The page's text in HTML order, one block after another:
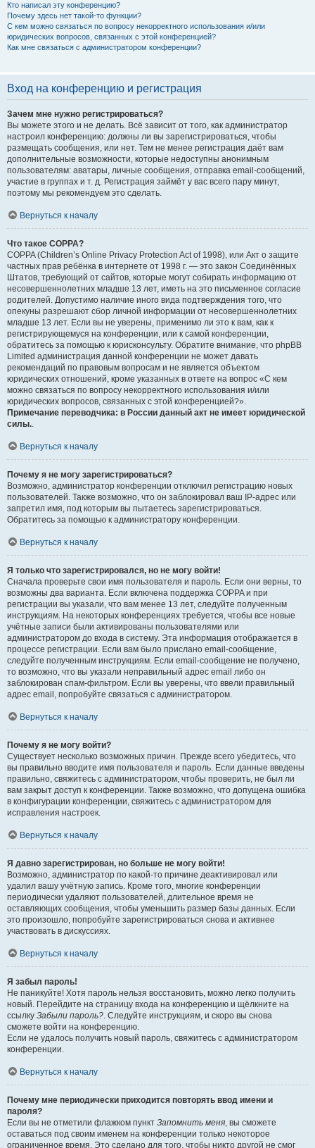
Кто написал эту конференцию?
Почему здесь нет такой-то функции?
С кем можно связаться по вопросу некорректного использования и/или
юридических вопросов, связанных с этой конференцией?
Как мне связаться с администратором конференции?
Вход на конференцию и регистрация
Зачем мне нужно регистрироваться?
Вы можете этого и не делать. Всё зависит от того, как администратор
настроил конференцию: должны ли вы зарегистрироваться, чтобы
размещать сообщения, или нет. Тем не менее регистрация даёт вам
дополнительные возможности, которые недоступны анонимным
пользователям: аватары, личные сообщения, отправка email-сообщений,
участие в группах и т. д. Регистрация займёт у вас всего пару минут,
поэтому мы рекомендуем это сделать.
Вернуться к началу
Что такое COPPA?
COPPA (Children’s Online Privacy Protection Act of 1998), или Акт о защите
частных прав ребёнка в интернете от 1998 г. — это закон Соединённых
Штатов, требующий от сайтов, которые могут собирать информацию от
несовершеннолетних младше 13 лет, иметь на это письменное согласие
родителей. Допустимо наличие иного вида подтверждения того, что
опекуны разрешают сбор личной информации от несовершеннолетних
младше 13 лет. Если вы не уверены, применимо ли это к вам, как к
регистрирующемуся на конференции, или к самой конференции,
обратитесь за помощью к юрисконсульту. Обратите внимание, что phpBB
Limited администрация данной конференции не может давать
рекомендаций по правовым вопросам и не является объектом
юридических отношений, кроме указанных в ответе на вопрос «С кем
можно связаться по вопросу некорректного использования и/или
юридических вопросов, связанных с этой конференцией?».
Примечание переводчика: в России данный акт не имеет юридической
силы..
Вернуться к началу
Почему я не могу зарегистрироваться?
Возможно, администратор конференции отключил регистрацию новых
пользователей. Также возможно, что он заблокировал ваш IP-адрес или
запретил имя, под которым вы пытаетесь зарегистрироваться.
Обратитесь за помощью к администратору конференции.
Вернуться к началу
Я только что зарегистрировался, но не могу войти!
Сначала проверьте свои имя пользователя и пароль. Если они верны, то
возможны два варианта. Если включена поддержка COPPA и при
регистрации вы указали, что вам менее 13 лет, следуйте полученным
инструкциям. На некоторых конференциях требуется, чтобы все новые
учётные записи были активированы пользователями или
администратором до входа в систему. Эта информация отображается в
процессе регистрации. Если вам было прислано email-сообщение,
следуйте полученным инструкциям. Если email-сообщение не получено,
то возможно, что вы указали неправильный адрес email либо он
заблокирован спам-фильтром. Если вы уверены, что ввели правильный
адрес email, попробуйте связаться с администратором.
Вернуться к началу
Почему я не могу войти?
Существует несколько возможных причин. Прежде всего убедитесь, что
вы правильно вводите имя пользователя и пароль. Если данные введены
правильно, свяжитесь с администратором, чтобы проверить, не был ли
вам закрыт доступ к конференции. Также возможно, что допущена ошибка
в конфигурации конференции, свяжитесь с администратором для
исправления настроек.
Вернуться к началу
Я давно зарегистрирован, но больше не могу войти!
Возможно, администратор по какой-то причине деактивировал или
удалил вашу учётную запись. Кроме того, многие конференции
периодически удаляют пользователей, длительное время не
оставляющих сообщения, чтобы уменьшить размер базы данных. Если
это произошло, попробуйте зарегистрироваться снова и активнее
участвовать в дискуссиях.
Вернуться к началу
Я забыл пароль!
Не паникуйте! Хотя пароль нельзя восстановить, можно легко получить
новый. Перейдите на страницу входа на конференцию и щёлкните на
ссылку Забыли пароль?. Следуйте инструкциям, и скоро вы снова
сможете войти на конференцию.
Если не удалось получить новый пароль, свяжитесь с администратором
конференции.
Вернуться к началу
Почему мне периодически приходится повторять ввод имени и
пароля?
Если вы не отметили флажком пункт Запомнить меня, вы сможете
оставаться под своим именем на конференции только некоторое
ограниченное время. Это сделано для того, чтобы никто другой не смог